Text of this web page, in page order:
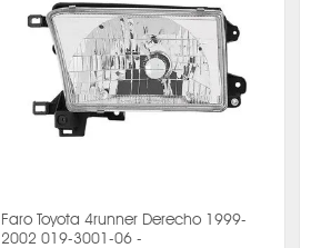
Faro Toyota 4runner Derecho 1999-
2002 019-3001-06 -